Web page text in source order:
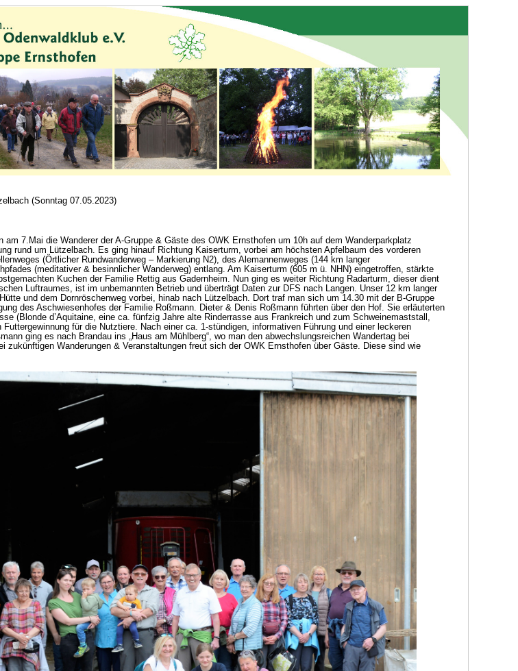
(Sonntag 07.05.2023)
am 7.Mai die Wanderer der A-Gruppe & Gäste des OWK Ernsthofen um 10h auf dem Wanderparkplatz
rund um Lützelbach. Es ging hinauf Richtung Kaiserturm, vorbei am höchsten Apfelbaum des vorderen
(Örtlicher Rundwanderweg – Markierung N2), des Alemannenweges (144 km langer
(meditativer & besinnlicher Wanderweg) entlang. Am Kaiserturm (605 m ü. NHN) eingetroffen, stärkte
Kuchen der Familie Rettig aus Gadernheim. Nun ging es weiter Richtung Radarturm, dieser dient
Luftraumes, ist im unbemannten Betrieb und überträgt Daten zur DFS nach Langen. Unser 12 km langer
und dem Dornröschenweg vorbei, hinab nach Lützelbach. Dort traf man sich um 14.30 mit der B-Gruppe
des Aschwiesenhofes der Familie Roßmann. Dieter & Denis Roßmann führten über den Hof. Sie erläuterten
(Blonde d’Aquitaine, eine ca. fünfzig Jahre alte Rinderrasse aus Frankreich und zum Schweinemaststall,
für die Nutztiere. Nach einer ca. 1-stündigen, informativen Führung und einer leckeren
ging es nach Brandau ins „Haus am Mühlberg“, wo man den abwechslungsreichen Wandertag bei
zukünftigen Wanderungen & Veranstaltungen freut sich der OWK Ernsthofen über Gäste. Diese sind wie